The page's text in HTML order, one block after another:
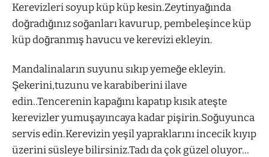
Kerevizleri soyup küp küp kesin.Zeytinyağında
doğradığınız soğanları kavurup, pembeleşince küp
küp doğranmış havucu ve kerevizi ekleyin.
Mandalinaların suyunu sıkıp yemeğe ekleyin.
Şekerini,tuzunu ve karabiberini ilave
edin..Tencerenin kapağını kapatıp kısık ateşte
kerevizler yumuşayıncaya kadar pişirin.Soğuyunca
servis edin.Kerevizin yeşil yapraklarını incecik kıyıp
üzerini süsleye bilirsiniz.Tadı da çok güzel oluyor…